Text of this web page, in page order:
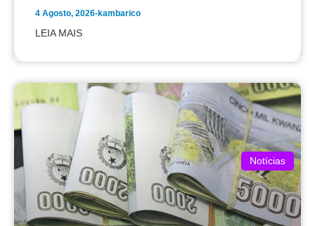
4 Agosto, 2026-kambarico
LEIA MAIS
Notícias